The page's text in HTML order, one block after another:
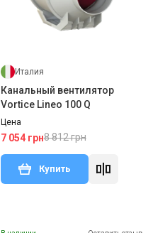
Италия
Канальный вентилятор
Vortice Lineo 100 Q
Цена
7 054 грн8 812 грн
Купить